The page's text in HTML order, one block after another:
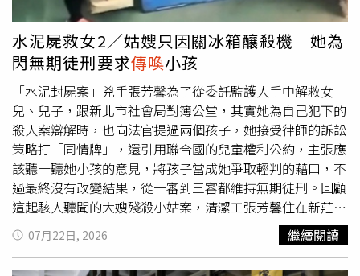
釘，希望相關單位加強查緝，別讓詐團幫兇繼續逍遙。林建
良表示，他並非「空軍一號」負責人，僅租賃車輛給該公司
使用，而他曾接獲相關投訴，有請實際負責人配合檢察官和
警察單位調查，但他也不知道實際負責人是誰，要記者自行
調查。交通部公路局表示，客運業者中沒有「空軍一號」，
有關非法違規載人載客情事，如接獲民眾檢舉或司法警察機
關通報，本局將由各區監理所依接獲資訊配合至該地點場站
攔檢稽查，如查獲相關事證，將依公路法第77條第2項，依
其違反情節輕重，處新臺幣10萬元以上2500萬元以下罰
鍰，並勒令其歇業，其非法營業之車輛牌照及汽車駕駛人駕
駛執照，並得吊扣4個月至1年。三重警分局表示，因「空軍
一號」總部在三重，警方高度重視，已積極辦理相關查緝工
作，包括強化與寄件店家之橫向聯繫，針對疑似用於詐欺的
寄送帳戶、提款卡之民眾，加強重複確認與關懷提醒，協助
務照顧保護張芳馨的子女，也有責任協助張芳馨行使親權。
台北高等行政法院判准張芳馨調取子女的追蹤紀錄及評估報
告。（圖／侯世駿攝）北高行表示，既然張芳馨坐牢，不易
得知子女近況，社會局更應該幫她善盡媽媽的責任，張芳馨
申請複製本案文件具有正當理由，因此判決社會局提供社工
服務紀錄、評估報告、兒少事件通報表、家防中心調查記
錄、社工與教師談話記錄、社工探監討論子女事務的訪談紀
錄。新北市社會局回應，社工個案紀錄為社會局內部文件，
實務上不對外提供，惟法院判決後，社會局即依照法院判決
提供相關資料。張芳馨的委任律師證實，在判決確定後，新
北市社會局已依照判決提供文件了。
顧小孩，只知道丈夫失蹤前，曾帶小孩搬進他家，透過社會
局協調，才決定將監護權委託給他，後來輾轉獲知王家舜有
前科，而且是觸犯兒少條例，似乎不太適合擔任監護人，已
在2025年3月廢止委託監護，另外安置兒女。北高行審理期
間，社會局解釋為何拒給文件，因為張芳馨要調取的資料包
括小孩怎麼安排生活、社工的處遇評估，攸關未成年子女隱
私，應取得小孩同意，不可藉由親權行使的名義侵犯隱私。
社會局主張，社工在本案開完準備庭之後，有問過張芳馨的
小孩，他們都反對媽媽調閱檔案，法官做出決定前，應 傳喚
張芳馨的孩子到庭表示意見。張芳馨委任律師李晏榕（圖／
報系資料照）張芳馨的委任律師李晏榕庭上陳述，她帶兩個
小孩去桃園女子監獄看媽媽，其實孩子也希望看到自己的資
料，新北市社會局聲稱兒少資料必須保密，但需要對法定代
理人也保密嗎？李晏榕還告訴法官，孩子離開王家舜之後
水泥屍救女2／姑嫂只因關冰箱釀殺機 她為
閃無期徒刑要求傳喚小孩
「水泥封屍案」兇手張芳馨為了從委託監護人手中解救女
兒、兒子，跟新北市社會局對簿公堂，其實她為自己犯下的
殺人案辯解時，也向法官提過兩個孩子，她接受律師的訴訟
策略打「同情牌」，還引用聯合國的兒童權利公約，主張應
該聽一聽她小孩的意見，將孩子當成她爭取輕判的藉口，不
過最終沒有改變結果，從一審到三審都維持無期徒刑。回顧
這起駭人聽聞的大嫂殘殺小姑案，清潔工張芳馨住在新莊，
家裡除了丈夫、兩個孩子，還有先生的妹妹葉秀鳳。葉秀鳳
嫌張芳馨深夜關冰箱太大聲，姑嫂經常吵架，葉秀鳳明知大
嫂看她不爽，仍在冰箱貼上「小聲關冰箱門，謝謝」的紙條
07月22日, 2026 繼續閱讀